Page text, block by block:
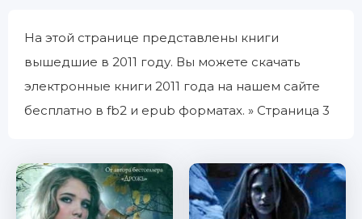
На этой странице представлены книги
вышедшие в 2011 году. Вы можете скачать
электронные книги 2011 года на нашем сайте
бесплатно в fb2 и epub форматах. » Страница 3